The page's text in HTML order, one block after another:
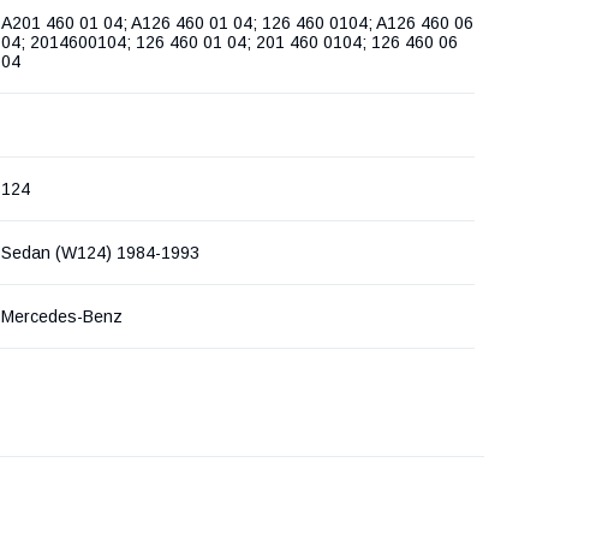
A201 460 01 04; A126 460 01 04; 126 460 0104; A126 460 06
04; 2014600104; 126 460 01 04; 201 460 0104; 126 460 06
04
124
Sedan (W124) 1984-1993
Mercedes-Benz